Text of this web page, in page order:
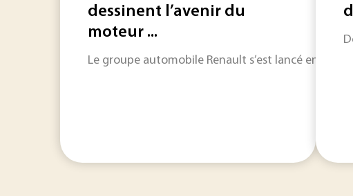
dessinent l’avenir du
moteur ...
Le groupe automobile Renault s’est lancé en